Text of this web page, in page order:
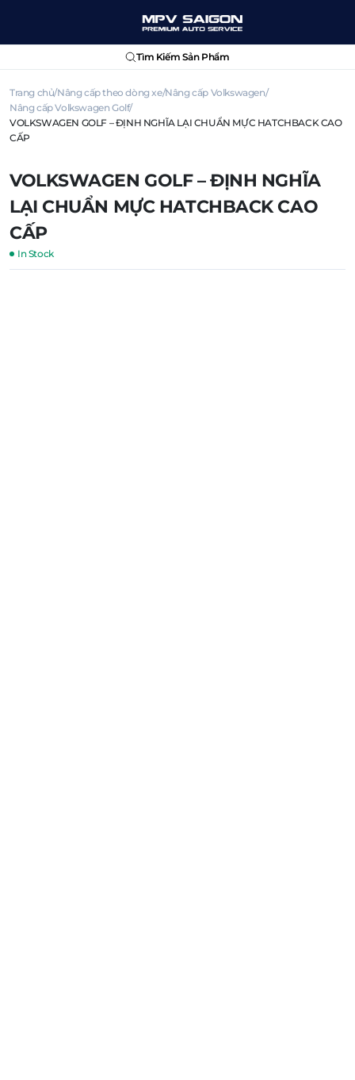
Tìm Kiếm Sản Phẩm
Trang chủ Nâng cấp theo dòng xe Nâng cấp Volkswagen
Nâng cấp Volkswagen Golf
VOLKSWAGEN GOLF – ĐỊNH NGHĨA LẠI CHUẨN MỰC HATCHBACK CAO
CẤP
VOLKSWAGEN GOLF – ĐỊNH NGHĨA
LẠI CHUẨN MỰC HATCHBACK CAO
CẤP
In Stock